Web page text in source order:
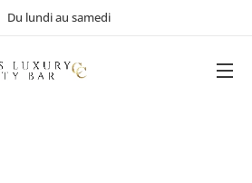
Du lundi au samedi